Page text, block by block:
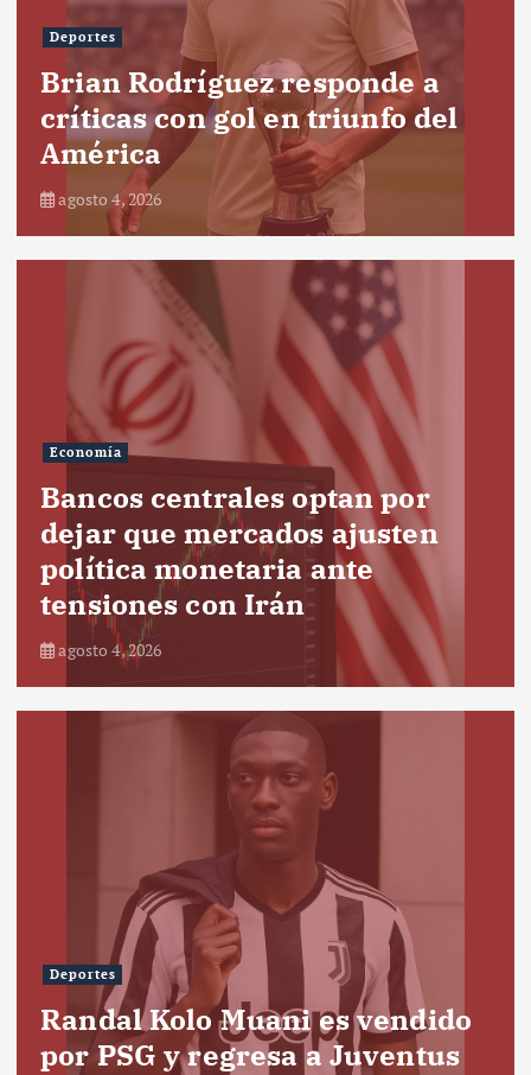
Deportes
Brian Rodríguez responde a
críticas con gol en triunfo del
América
agosto 4, 2026
Economía
Bancos centrales optan por
dejar que mercados ajusten
política monetaria ante
tensiones con Irán
agosto 4, 2026
Deportes
Randal Kolo Muani es vendido
por PSG y regresa a Juventus